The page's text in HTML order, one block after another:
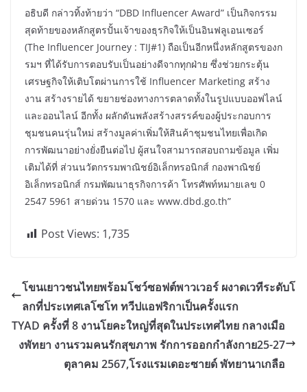
อธิบดี กล่าวทิ้งท้ายว่า “DBD Influencer Award” เป็นกิจกรรม
สุดท้ายของหลักสูตรปั้นเจ้าของธุรกิจให้เป็นอินฟลูเอนเซอร์
(The Influencer Journey : TIJ#1) ถือเป็นอีกหนึ่งหลักสูตรของก
รมฯ ที่ได้รับการตอบรับเป็นอย่างดีจากทุกฝ่าย ซึ่งช่วยกระตุ้น
เศรษฐกิจให้เติบโตผ่านการใช้ Influencer Marketing สร้าง
งาน สร้างรายได้ ขยายช่องทางการตลาดทั้งในรูปแบบออฟไลน์
และออนไลน์ อีกทั้ง ผลักดันพลังสร้างสรรค์ของผู้ประกอบการ
ชุมชนคนรุ่นใหม่ สร้างมูลค่าเพิ่มให้สินค้าชุมชนไทยเพื่อเกิด
การพัฒนาอย่างยั่งยืนต่อไป ผู้สนใจสามารถสอบถามข้อมูล เพิ่ม
เติมได้ที่ ส่วนนวัตกรรมพาณิชย์อิเล็กทรอนิกส์ กองพาณิชย์
อิเล็กทรอนิกส์ กรมพัฒนาธุรกิจการค้า โทรศัพท์หมายเลข 0
2547 5961 สายด่วน 1570 และ www.dbd.go.th”
Post Views: 1,735
โขนเยาวชนไทยพร้อมโชว์ซอฟต์พาวเวอร์ ผงาดเวทีระดับโ
ลกที่ประเทศเลโซโท ทวีปแอฟริกาเป็นครั้งแรก
TYAD ครั้งที่ 8 งานโยคะใหญ่ที่สุดในประเทศไทย กลางเมือ
งพัทยา งานรวมคนรักสุขภาพ รักการออกกำลังกาย25-27
ตุลาคม 2567,โรงแรมเดอะซายด์ พัทยานาเกลือ